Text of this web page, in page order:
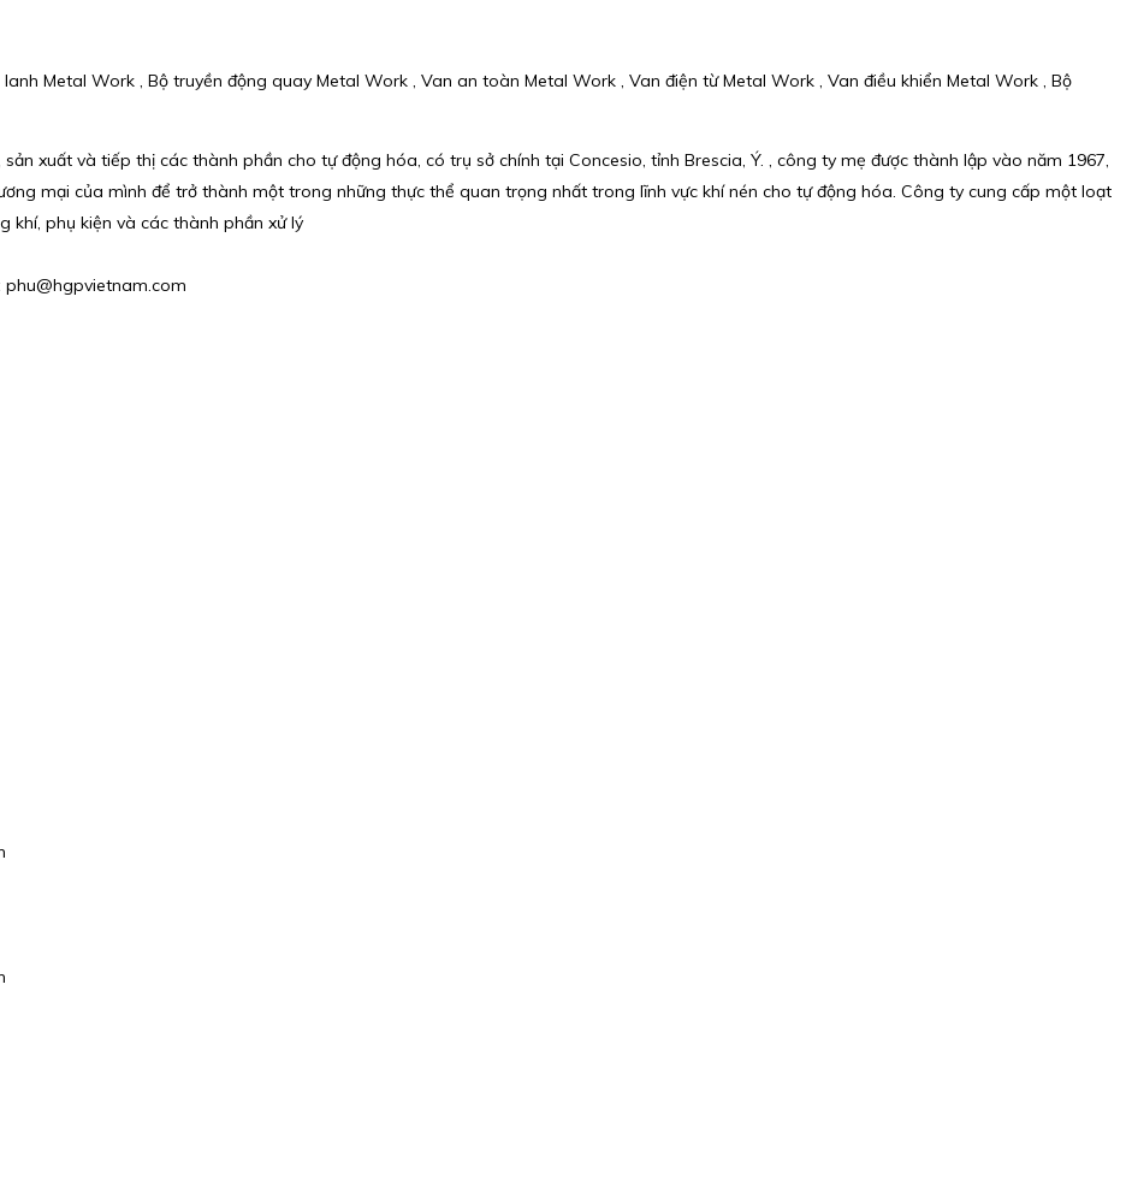
Metal Work , Bộ truyền động quay Metal Work , Van an toàn Metal Work , Van điện từ Metal Work , Van điều khiển Metal Work , Bộ
xuất và tiếp thị các thành phần cho tự động hóa, có trụ sở chính tại Concesio, tỉnh Brescia, Ý. , công ty mẹ được thành lập vào năm 1967,
mại của mình để trở thành một trong những thực thể quan trọng nhất trong lĩnh vực khí nén cho tự động hóa. Công ty cung cấp một loạt
khí, phụ kiện và các thành phần xử lý
phu@hgpvietnam.com